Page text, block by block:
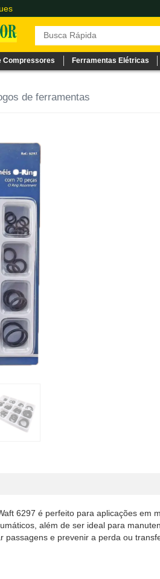
Compressores Ferramentas Elétricas
de ferramentas
6297 é perfeito para aplicações em
além de ser ideal para
passagens e prevenir a perda ou